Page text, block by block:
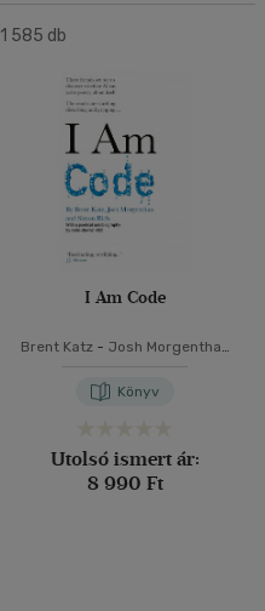
1 585 db
I Am Code
Brent Katz- Josh Morgenthau
Könyv
Utolsó ismert ár:
8 990 Ft